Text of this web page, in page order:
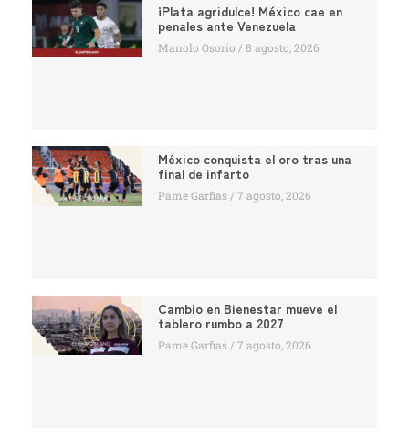
¡Plata agridulce! México cae en
penales ante Venezuela
Manolo Osorio 8 agosto, 2026
México conquista el oro tras una
final de infarto
Pame Garfias 7 agosto, 2026
Cambio en Bienestar mueve el
tablero rumbo a 2027
Pame Garfias 7 agosto, 2026